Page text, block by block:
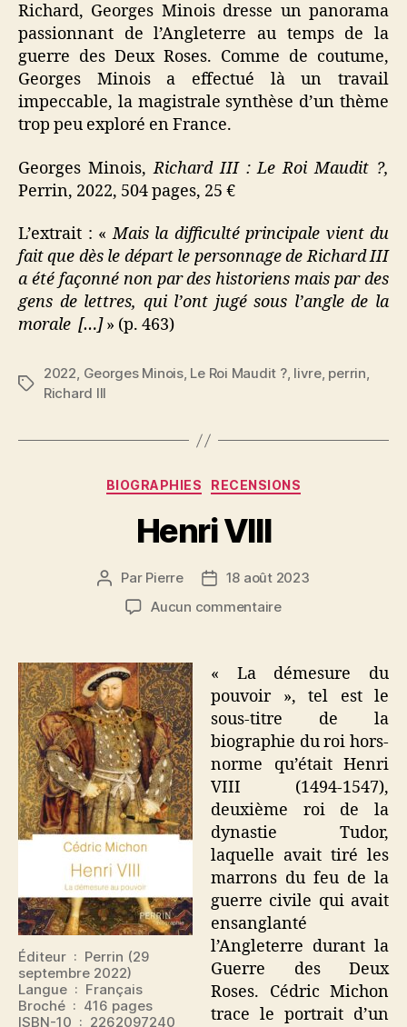
Richard, Georges Minois dresse un panorama
passionnant de l’Angleterre au temps de la
guerre des Deux Roses. Comme de coutume,
Georges Minois a effectué là un travail
impeccable, la magistrale synthèse d’un thème
trop peu exploré en France.
Georges Minois,Richard III : Le Roi Maudit ?,
Perrin, 2022, 504 pages, 25 €
L’extrait : «Mais la difficulté principale vient du
fait que dès le départ le personnage de Richard III
a été façonné non par des historiens mais par des
gens de lettres, qui l’ont jugé sous l’angle de la
morale […]» (p. 463)
Étiquettes
2022, Georges Minois, Le Roi Maudit ?, livre, perrin,
Richard III
Catégories
BIOGRAPHIES RECENSIONS
Henri VIII
Auteur
l’article
Par Pierre
Date18 août 2023
Aucun commentairesur
Éditeur ‏ : ‎ Perrin (29
septembre 2022)
Langue ‏ : ‎ Français
Broché ‏ : ‎ 416 pages
ISBN-10 ‏ : ‎ 2262097240
« La démesure du
pouvoir », tel est le
sous-titre de la
biographie du roi hors-
norme qu’était Henri
VIII (1494-1547),
deuxième roi de la
dynastie Tudor,
laquelle avait tiré les
marrons du feu de la
guerre civile qui avait
ensanglanté
l’Angleterre durant la
Guerre des Deux
Roses. Cédric Michon
trace le portrait d’un